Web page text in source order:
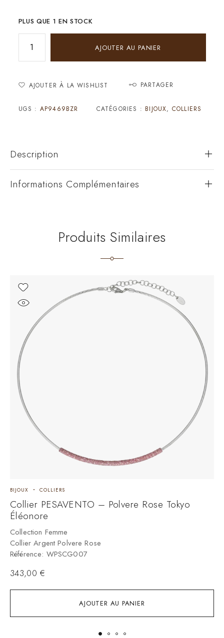
PLUS QUE 1 EN STOCK
AJOUTER AU PANIER
AJOUTER À LA WISHLIST PARTAGER
UGS : AP9469BZR CATÉGORIES : BIJOUX, COLLIERS
Description
Informations Complémentaires
Produits Similaires
AJOUTER AU PANIER
BIJOUX COLLIERS
Collier PESAVENTO – Polvere Rose Tokyo
Éléonore
Collection Femme
Collier Argent Polvere Rose
Référence: WPSCG007
343,00 €